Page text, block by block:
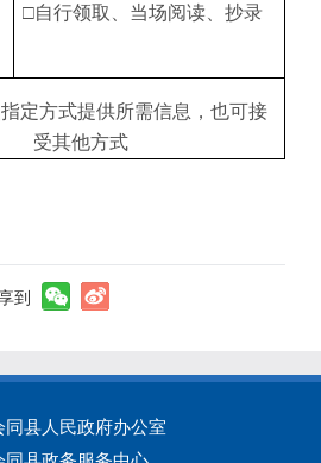
□自行领取、当场阅读、抄录
定方式提供所需信息，也可接
受其他方式
到
同县人民政府办公室